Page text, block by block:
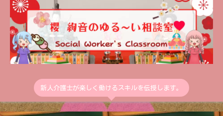
新人介護士が楽しく働けるスキルを伝授します。